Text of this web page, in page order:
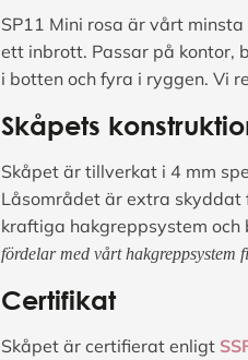
SP11 Mini rosa är vårt
ett inbrott. Passar på kontor,
i botten och fyra i ryggen. Vi
Skåpets
Skåpet är tillverkat i 4 mm
Låsområdet är extra skyddat
kraftiga hakgreppsystem och
fördelar med vårt hakgreppsystem
Certifikat
Skåpet är certifierat enligt